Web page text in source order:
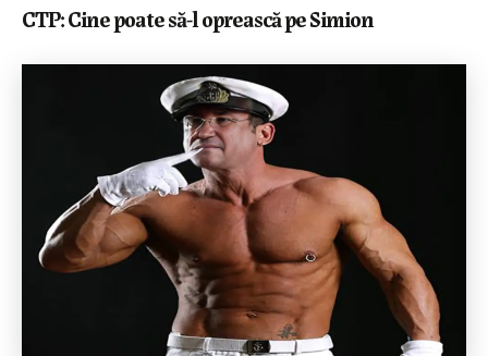
CTP: Cine poate să-l oprească pe Simion